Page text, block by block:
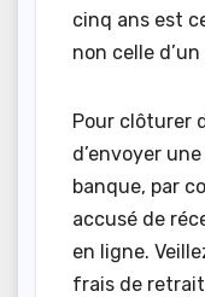
cinq ans est
non celle
Pour clôturer
d’envoyer
banque, par
accusé de
en ligne.
frais de